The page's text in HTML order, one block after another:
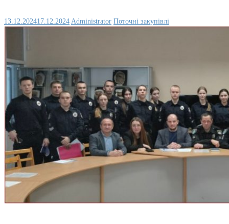
13.12.202417.12.2024 Administrator Поточні закупівлі